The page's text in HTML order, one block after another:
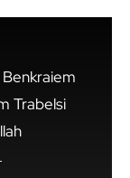
Trabelsi